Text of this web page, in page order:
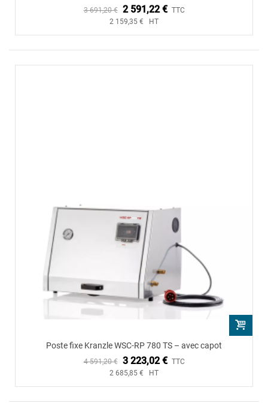
3 691,20 € 2 591,22 € TTC
2 159,35 € HT
Poste fixe Kranzle WSC-RP 780 TS – avec capot
4 591,20 € 3 223,02 € TTC
2 685,85 € HT